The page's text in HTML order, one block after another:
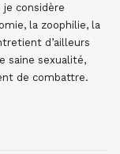
je considère
la zoophilie, la
d’ailleurs
saine sexualité,
de combattre.